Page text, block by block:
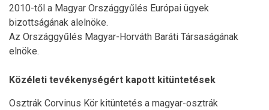
2010-től a Magyar Országgyűlés Európai ügyek
bizottságának alelnöke.
Az Országgyűlés Magyar-Horváth Baráti Társaságának
elnöke.
Közéleti tevékenységért kapott kitüntetések
Osztrák Corvinus Kör kitüntetés a magyar-osztrák